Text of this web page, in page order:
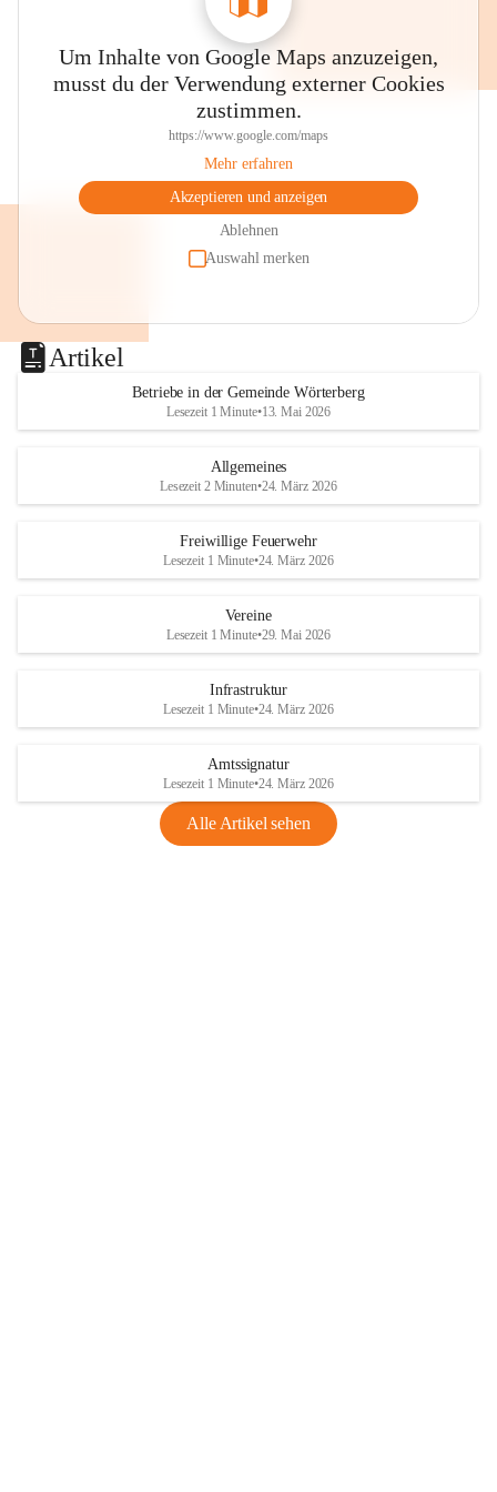
Um Inhalte von Google Maps anzuzeigen,
musst du der Verwendung externer Cookies
zustimmen.
https://www.google.com/maps
Mehr erfahren
Akzeptieren und anzeigen
Ablehnen
Auswahl merken
Artikel
Betriebe in der Gemeinde Wörterberg
Lesezeit 1 Minute•13. Mai 2026
Allgemeines
Lesezeit 2 Minuten•24. März 2026
Freiwillige Feuerwehr
Lesezeit 1 Minute•24. März 2026
Vereine
Lesezeit 1 Minute•29. Mai 2026
Infrastruktur
Lesezeit 1 Minute•24. März 2026
Amtssignatur
Lesezeit 1 Minute•24. März 2026
Alle Artikel sehen